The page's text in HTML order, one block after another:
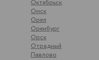
Октябрьск
Омск
Орел
Оренбург
Орск
Отрадный
Павлово